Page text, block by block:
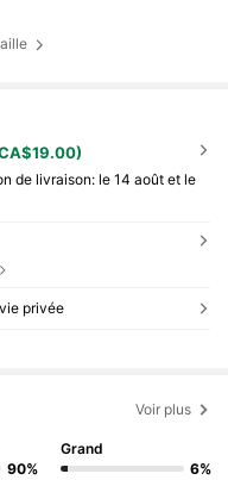
de livraison: le 14 août et le
privée
Voir plus
90%
Grand
6%